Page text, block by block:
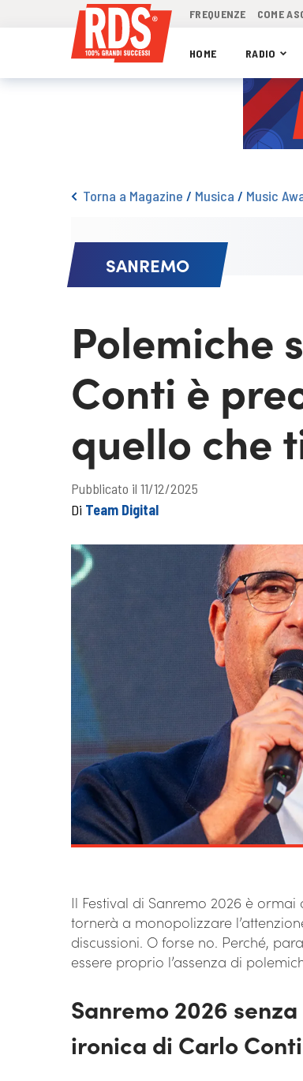
FREQUENZE COME
HOME RADIO
Torna a Magazine / Musica / Music
SANREMO
Polemiche
Conti è
quello che
Pubblicato il 11/12/2025
Di Team Digital
Il Festival di Sanremo 2026 è
tornerà a monopolizzare
discussioni. O forse no. Perché,
essere proprio l’assenza di
Sanremo 2026
ironica di Carlo Conti